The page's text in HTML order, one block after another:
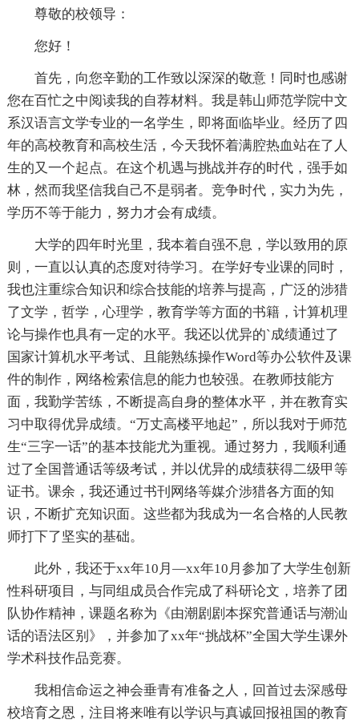
尊敬的校领导：
您好！
首先，向您辛勤的工作致以深深的敬意！同时也感谢
您在百忙之中阅读我的自荐材料。我是韩山师范学院中文
系汉语言文学专业的一名学生，即将面临毕业。经历了四
年的高校教育和高校生活，今天我怀着满腔热血站在了人
生的又一个起点。在这个机遇与挑战并存的时代，强手如
林，然而我坚信我自己不是弱者。竞争时代，实力为先，
学历不等于能力，努力才会有成绩。
大学的四年时光里，我本着自强不息，学以致用的原
则，一直以认真的态度对待学习。在学好专业课的同时，
我也注重综合知识和综合技能的培养与提高，广泛的涉猎
了文学，哲学，心理学，教育学等方面的书籍，计算机理
论与操作也具有一定的水平。我还以优异的`成绩通过了
国家计算机水平考试、且能熟练操作Word等办公软件及课
件的制作，网络检索信息的能力也较强。在教师技能方
面，我勤学苦练，不断提高自身的整体水平，并在教育实
习中取得优异成绩。“万丈高楼平地起”，所以我对于师范
生“三字一话”的基本技能尤为重视。通过努力，我顺利通
过了全国普通话等级考试，并以优异的成绩获得二级甲等
证书。课余，我还通过书刊网络等媒介涉猎各方面的知
识，不断扩充知识面。这些都为我成为一名合格的人民教
师打下了坚实的基础。
此外，我还于xx年10月—xx年10月参加了大学生创新
性科研项目，与同组成员合作完成了科研论文，培养了团
队协作精神，课题名称为《由潮剧剧本探究普通话与潮汕
话的语法区别》，并参加了xx年“挑战杯”全国大学生课外
学术科技作品竞赛。
我相信命运之神会垂青有准备之人，回首过去深感母
校培育之恩，注目将来唯有以学识与真诚回报祖国的教育